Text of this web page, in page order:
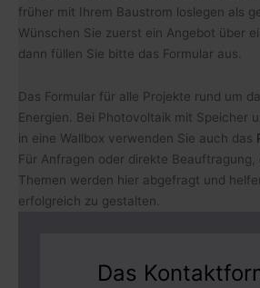
früher mit Ihrem Baustrom loslegen als
Wünschen Sie zuerst ein Angebot über
dann füllen Sie bitte das Formular aus.
Das Formular für alle Projekte rund um
Energien. Bei Photovoltaik mit Speicher
in eine Wallbox verwenden Sie auch das
Für Anfragen oder direkte
Themen werden hier abgefragt und
erfolgreich zu gestalten.
Das